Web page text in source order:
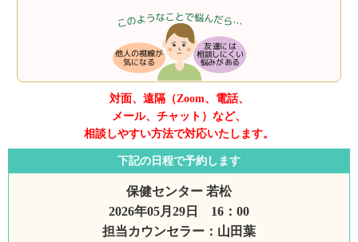
対面、遠隔（Zoom、電話、
メール、チャット）など、
相談しやすい方法で対応いたします。
下記の日程で予約します
保健センター 若松
2026年05月29日 16：00
担当カウンセラー：山田葉